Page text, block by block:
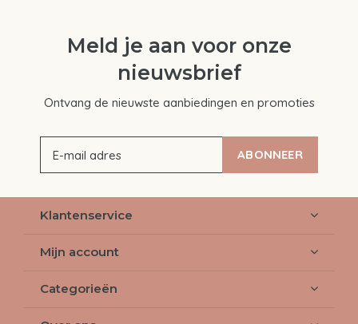
Meld je aan voor onze
nieuwsbrief
Ontvang de nieuwste aanbiedingen en promoties
ABONNEER
Klantenservice
Mijn account
Categorieën